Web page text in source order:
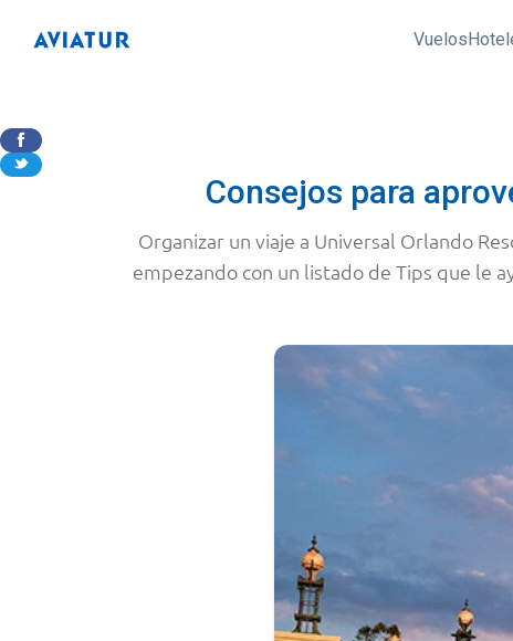
Vuelos
Consejos para
Organizar un viaje a Universal Orlando
empezando con un listado de Tips que le